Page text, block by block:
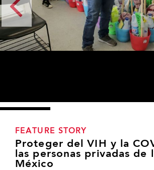
FEATURE STORY
Proteger del VIH y la
las personas privadas de
México